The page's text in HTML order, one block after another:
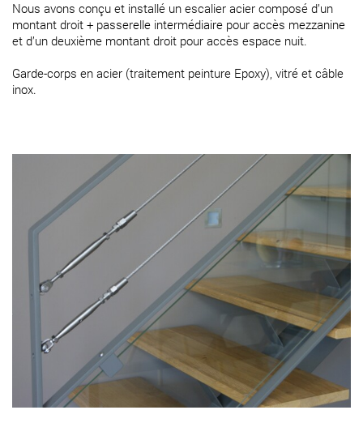
Nous avons conçu et installé un escalier acier composé d’un
montant droit + passerelle intermédiaire pour accès mezzanine
et d’un deuxième montant droit pour accès espace nuit.
Garde-corps en acier (traitement peinture Epoxy), vitré et câble
inox.